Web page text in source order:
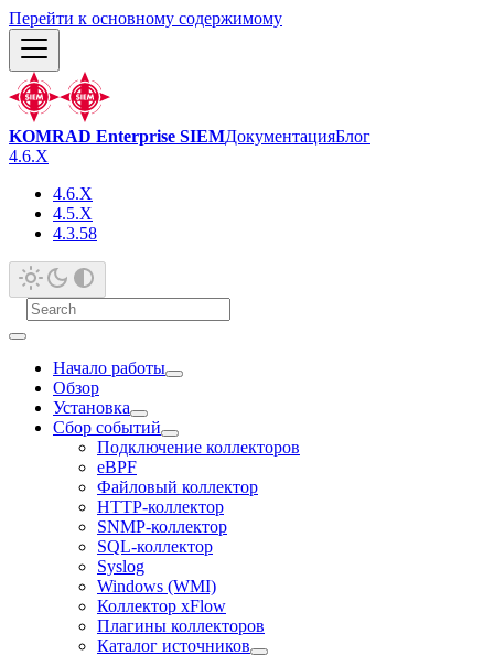
Перейти к основному содержимому
KOMRAD Enterprise SIEMДокументацияБлог
4.6.X
4.6.X
4.5.X
4.3.58
Начало работы
Обзор
Установка
Сбор событий
Подключение коллекторов
eBPF
Файловый коллектор
HTTP-коллектор
SNMP-коллектор
SQL-коллектор
Syslog
Windows (WMI)
Коллектор xFlow
Плагины коллекторов
Каталог источников